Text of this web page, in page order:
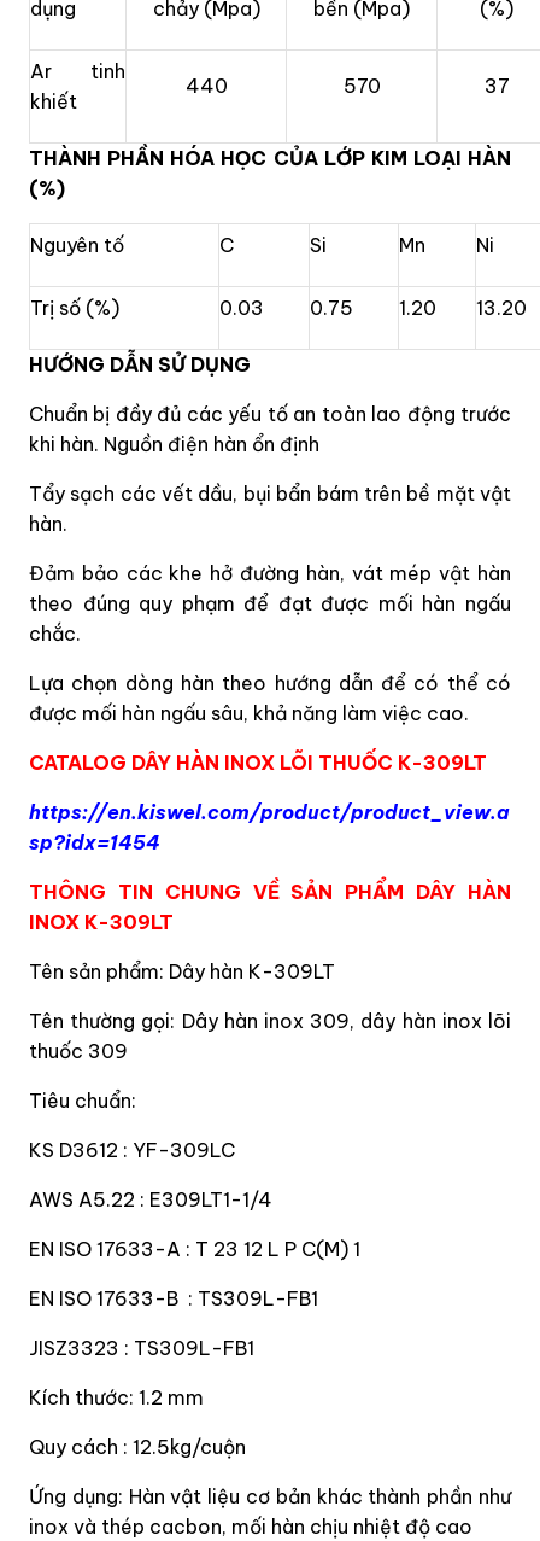
dụng chảy (Mpa) bền (Mpa) (%)
Ar tinh
khiết
440 570 37
THÀNH PHẦN HÓA HỌC CỦA LỚP KIM LOẠI HÀN
(%)
Nguyên tố C Si Mn Ni
Trị số (%) 0.03 0.75 1.20 13.20
HƯỚNG DẪN SỬ DỤNG
Chuẩn bị đầy đủ các yếu tố an toàn lao động trước
khi hàn. Nguồn điện hàn ổn định
Tẩy sạch các vết dầu, bụi bẩn bám trên bề mặt vật
hàn.
Đảm bảo các khe hở đường hàn, vát mép vật hàn
theo đúng quy phạm để đạt được mối hàn ngấu
chắc.
Lựa chọn dòng hàn theo hướng dẫn để có thể có
được mối hàn ngấu sâu, khả năng làm việc cao.
CATALOG DÂY HÀN INOX LÕI THUỐC K-309LT
https://en.kiswel.com/product/product_view.a
sp?idx=1454
THÔNG TIN CHUNG VỀ SẢN PHẨM DÂY HÀN
INOX K-309LT
Tên sản phẩm: Dây hàn K-309LT
Tên thường gọi: Dây hàn inox 309, dây hàn inox lõi
thuốc 309
Tiêu chuẩn:
KS D3612 : YF-309LC
AWS A5.22 : E309LT1-1/4
EN ISO 17633-A : T 23 12 L P C(M) 1
EN ISO 17633-B : TS309L-FB1
JISZ3323 : TS309L-FB1
Kích thước: 1.2 mm
Quy cách : 12.5kg/cuộn
Ứng dụng: Hàn vật liệu cơ bản khác thành phần như
inox và thép cacbon, mối hàn chịu nhiệt độ cao